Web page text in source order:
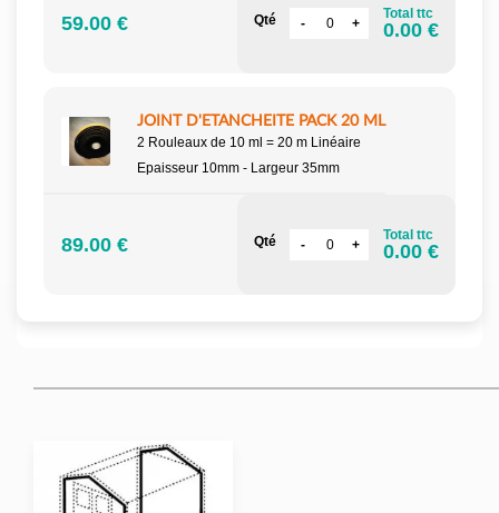
59.00 € Qté Total ttc
0.00 €
JOINT D'ETANCHEITE PACK 20 ML
2 Rouleaux de 10 ml = 20 m Linéaire
Epaisseur 10mm - Largeur 35mm
89.00 € Qté Total ttc
0.00 €